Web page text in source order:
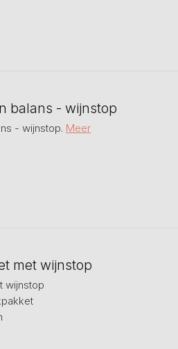
balans - wijnstop
- wijnstop. Meer
met wijnstop
wijnstop